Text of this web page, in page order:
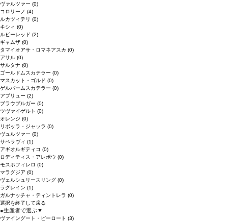
ヴァルツァー (0)
コロリーノ (4)
ルカツィテリ (0)
キシィ (0)
ルビーレッド (2)
ギャムザ (0)
タマイオアサ・ロマネアスカ (0)
アサル (0)
サルタナ (0)
ゴールドムスカテラー (0)
マスカット・ゴルド (0)
ゲルバームスカテラー (0)
アブリュー (2)
ブラウブルガー (0)
ツヴァイゲルト (0)
オレンジ (0)
リボッラ・ジャッラ (0)
ヴュルツァー (0)
サペラヴィ (1)
アギオルギティコ (0)
ロディティス・アレポウ (0)
モスホフィレロ (0)
マラグジア (0)
ヴェルシュリースリング (0)
ラグレイン (1)
ガルナッチャ・ティントレラ (0)
選択を終了して戻る
●生産者で選ぶ▼
ヴァイングート・ピーロート (3)